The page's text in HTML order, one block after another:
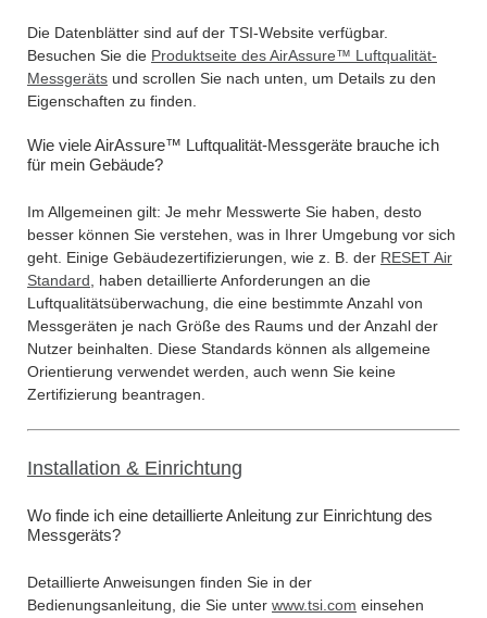
Die Datenblätter sind auf der TSI-Website verfügbar.
Besuchen Sie die Produktseite des AirAssure™ Luftqualität-
Messgeräts und scrollen Sie nach unten, um Details zu den
Eigenschaften zu finden.
Wie viele AirAssure™ Luftqualität-Messgeräte brauche ich
für mein Gebäude?
Im Allgemeinen gilt: Je mehr Messwerte Sie haben, desto
besser können Sie verstehen, was in Ihrer Umgebung vor sich
geht. Einige Gebäudezertifizierungen, wie z. B. der RESET Air
Standard , haben detaillierte Anforderungen an die
Luftqualitätsüberwachung, die eine bestimmte Anzahl von
Messgeräten je nach Größe des Raums und der Anzahl der
Nutzer beinhalten. Diese Standards können als allgemeine
Orientierung verwendet werden, auch wenn Sie keine
Zertifizierung beantragen.
Installation & Einrichtung
Wo finde ich eine detaillierte Anleitung zur Einrichtung des
Messgeräts?
Detaillierte Anweisungen finden Sie in der
Bedienungsanleitung, die Sie unter www.tsi.com einsehen